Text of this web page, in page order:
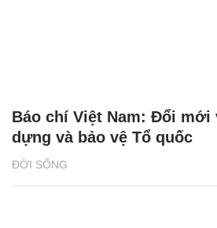
ĐỜI SỐNG
Báo chí Việt Nam: Đổi
dựng và bảo vệ Tổ quốc